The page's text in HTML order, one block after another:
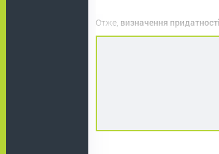
Отже, визначення